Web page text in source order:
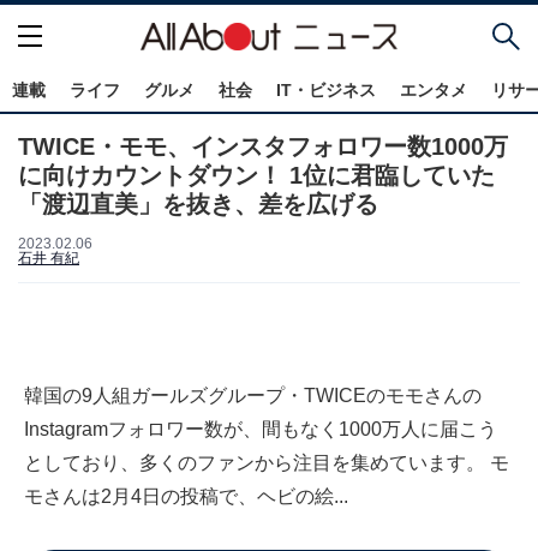
連載 ライフ グルメ 社会 IT・ビジネス エンタメ リサ
TWICE・モモ、インスタフォロワー数1000万
に向けカウントダウン！ 1位に君臨していた
「渡辺直美」を抜き、差を広げる
2023.02.06
石井 有紀
韓国の9人組ガールズグループ・TWICEのモモさんの
Instagramフォロワー数が、間もなく1000万人に届こう
としており、多くのファンから注目を集めています。 モ
モさんは2月4日の投稿で、ヘビの絵...